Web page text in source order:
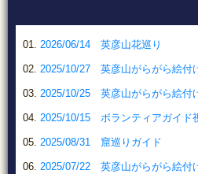
2026/06/14 英彦山花巡り
2025/10/27 英彦山がらがら絵付
2025/10/25 英彦山がらがら絵付
2025/10/15 ボランティアガイド
2025/08/31 窟巡りガイド
2025/07/22 英彦山がらがら絵付